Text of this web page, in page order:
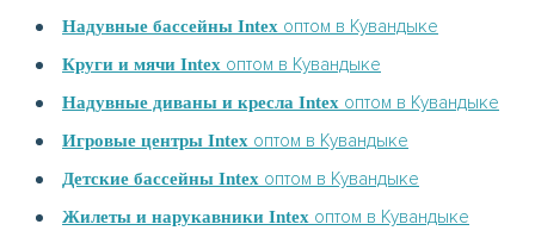
Надувные бассейны Intex оптом в Кувандыке
Круги и мячи Intex оптом в Кувандыке
Надувные диваны и кресла Intex оптом в Кувандыке
Игровые центры Intex оптом в Кувандыке
Детские бассейны Intex оптом в Кувандыке
Жилеты и нарукавники Intex оптом в Кувандыке